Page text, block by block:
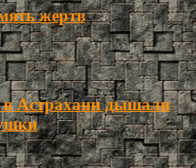
жертв
Астрахани дышали